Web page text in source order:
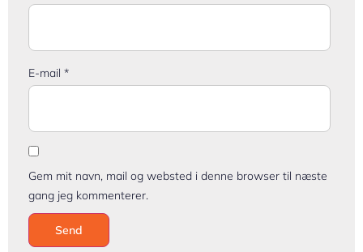
E-mail *
Gem mit navn, mail og websted i denne browser til næste
gang jeg kommenterer.